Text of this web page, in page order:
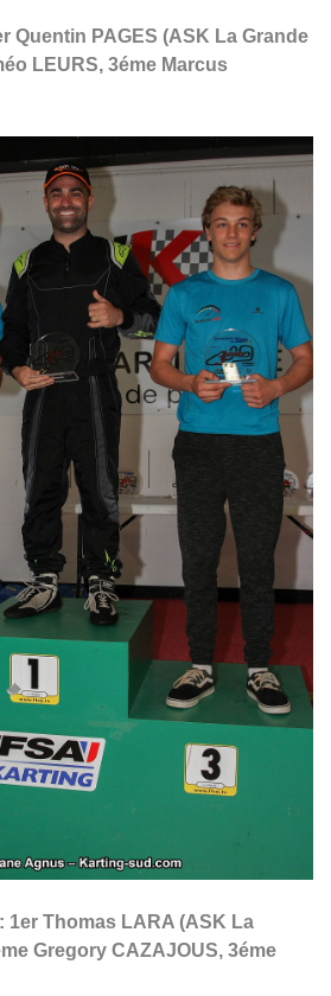
Quentin PAGES (ASK La Grande
LEURS, 3éme Marcus
1er Thomas LARA (ASK La
Gregory CAZAJOUS, 3éme